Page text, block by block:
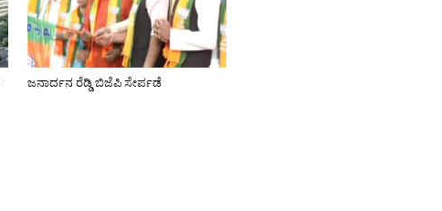
ಜನಾರ್ದನ ರೆಡ್ಡಿ ಬಿಜೆಪಿ ಸೇರ್ಪಡೆ